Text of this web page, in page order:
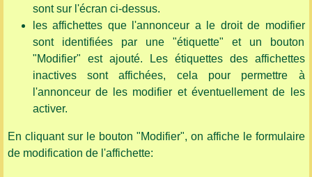
sont sur l'écran ci-dessus.
les affichettes que l'annonceur a le droit de modifier
sont identifiées par une "étiquette" et un bouton
"Modifier" est ajouté. Les étiquettes des affichettes
inactives sont affichées, cela pour permettre à
l'annonceur de les modifier et éventuellement de les
activer.
En cliquant sur le bouton "Modifier", on affiche le formulaire
de modification de l'affichette: